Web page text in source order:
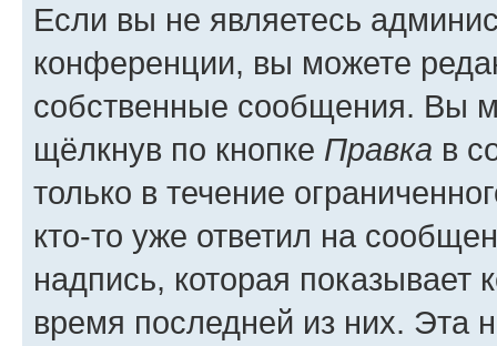
Если вы не являетесь
конференции, вы можете
собственные сообщения. Вы
щёлкнув по кнопке Правка в
только в течение
кто-то уже ответил на
надпись, которая показывает
время последней из них. Эта